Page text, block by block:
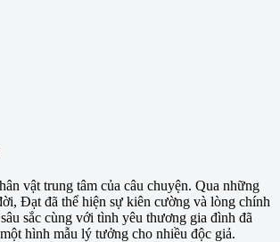
vật trung tâm của câu chuyện. Qua những
Đạt đã thể hiện sự kiên cường và lòng chính
sắc cùng với tình yêu thương gia đình đã
hình mẫu lý tưởng cho nhiều độc giả.